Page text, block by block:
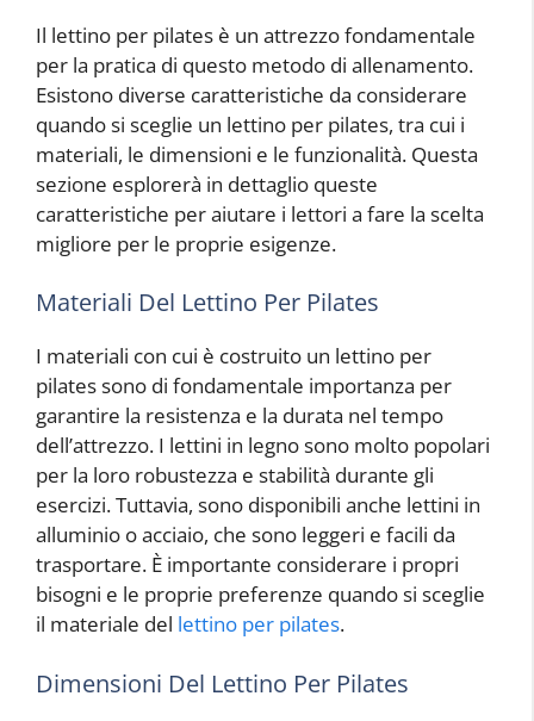
Il lettino per pilates è un attrezzo fondamentale
per la pratica di questo metodo di allenamento.
Esistono diverse caratteristiche da considerare
quando si sceglie un lettino per pilates, tra cui i
materiali, le dimensioni e le funzionalità. Questa
sezione esplorerà in dettaglio queste
caratteristiche per aiutare i lettori a fare la scelta
migliore per le proprie esigenze.
Materiali Del Lettino Per Pilates
I materiali con cui è costruito un lettino per
pilates sono di fondamentale importanza per
garantire la resistenza e la durata nel tempo
dell’attrezzo. I lettini in legno sono molto popolari
per la loro robustezza e stabilità durante gli
esercizi. Tuttavia, sono disponibili anche lettini in
alluminio o acciaio, che sono leggeri e facili da
trasportare. È importante considerare i propri
bisogni e le proprie preferenze quando si sceglie
il materiale del lettino per pilates.
Dimensioni Del Lettino Per Pilates